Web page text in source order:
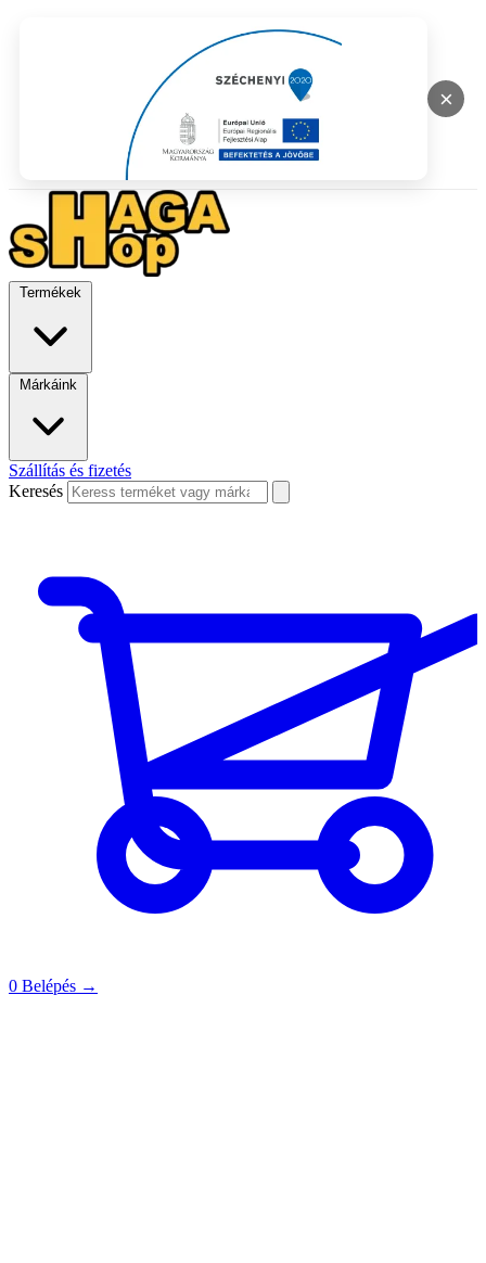
×
Termékek
Márkáink
Szállítás és fizetés
Keresés
0 Belépés →